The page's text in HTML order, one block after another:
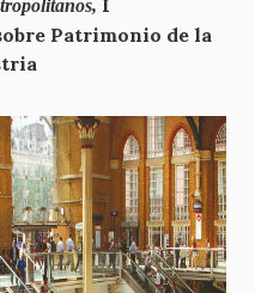
I
Patrimonio de la